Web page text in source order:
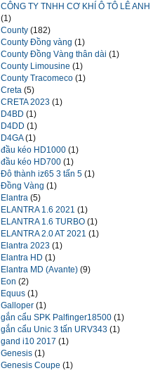
CÔNG TY TNHH CƠ KHÍ Ô TÔ LÊ ANH
(1)
County(182)
County Đồng vàng(1)
County Đồng Vàng thân dài(1)
County Limousine(1)
County Tracomeco(1)
Creta(5)
CRETA 2023(1)
D4BD(1)
D4DD(1)
D4GA(1)
đầu kéo HD1000(1)
đầu kéo HD700(1)
Đô thành iz65 3 tấn 5(1)
Đồng Vàng(1)
Elantra(5)
ELANTRA 1.6 2021(1)
ELANTRA 1.6 TURBO(1)
ELANTRA 2.0 AT 2021(1)
Elantra 2023(1)
Elantra HD(1)
Elantra MD (Avante)(9)
Eon(2)
Equus(1)
Galloper(1)
gắn cẩu SPK Palfinger18500(1)
gắn cẩu Unic 3 tấn URV343(1)
gand i10 2017(1)
Genesis(1)
Genesis Coupe(1)